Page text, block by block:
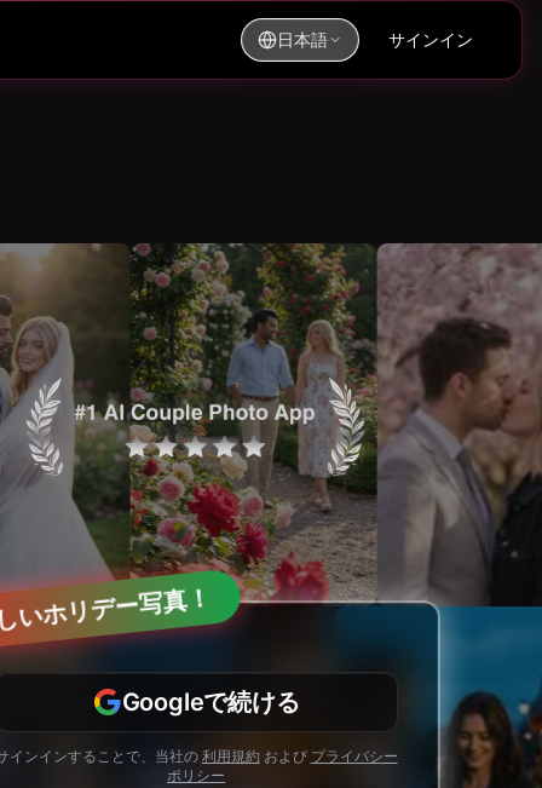
日本語 サインイン
いホリデー写真！
Googleで続ける
インインすることで、当社の 利用規約 および プライバシー
ポリシー